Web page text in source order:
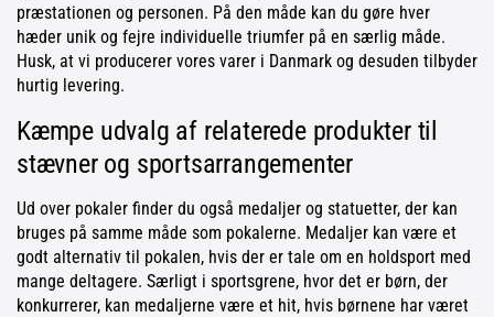
præstationen og personen. På den måde kan du gøre hver
hæder unik og fejre individuelle triumfer på en særlig måde.
Husk, at vi producerer vores varer i Danmark og desuden tilbyder
hurtig levering.
Kæmpe udvalg af relaterede produkter til
stævner og sportsarrangementer
Ud over pokaler finder du også medaljer og statuetter, der kan
bruges på samme måde som pokalerne. Medaljer kan være et
godt alternativ til pokalen, hvis der er tale om en holdsport med
mange deltagere. Særligt i sportsgrene, hvor det er børn, der
konkurrerer, kan medaljerne være et hit, hvis børnene har været